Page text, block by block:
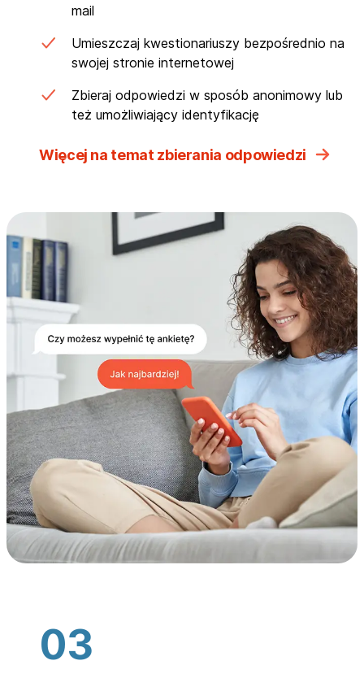
mail
Umieszczaj kwestionariuszy bezpośrednio na
swojej stronie internetowej
Zbieraj odpowiedzi w sposób anonimowy lub
też umożliwiający identyfikację
Więcej na temat zbierania odpowiedzi